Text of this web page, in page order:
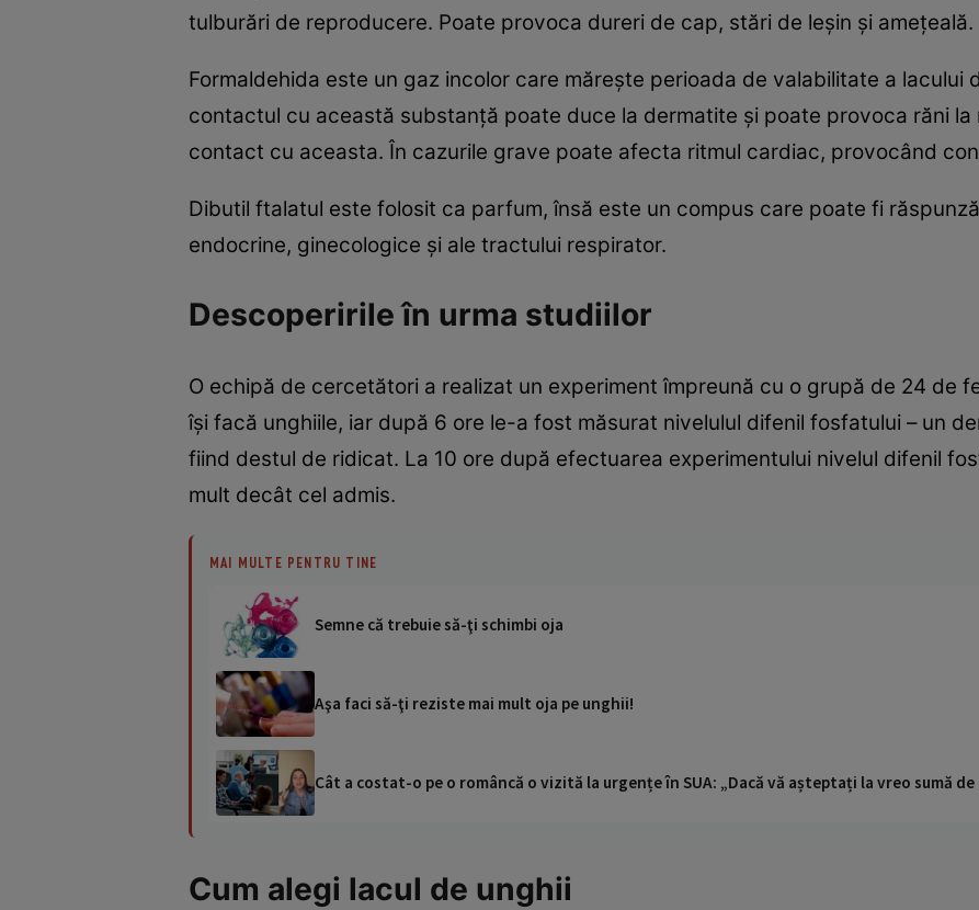
tulburări de reproducere. Poate provoca dureri de cap, stări de leşin şi ameţeală.
Formaldehida este un gaz incolor care măreşte perioada de valabilitate a lacului
contactul cu această substanţă poate duce la dermatite şi poate provoca răni la
contact cu aceasta. În cazurile grave poate afecta ritmul cardiac, provocând
Dibutil ftalatul este folosit ca parfum, însă este un compus care poate fi
endocrine, ginecologice şi ale tractului respirator.
Descoperirile în urma studiilor
O echipă de cercetători a realizat un experiment împreună cu o grupă de 24 de
îşi facă unghiile, iar după 6 ore le-a fost măsurat nivelulul difenil fosfatului – un
fiind destul de ridicat. La 10 ore după efectuarea experimentului nivelul difenil
mult decât cel admis.
MAI MULTE PENTRU TINE
Semne că trebuie să-ţi schimbi oja
Aşa faci să-ţi reziste mai mult oja pe unghii!
Cât a costat-o pe o româncă o vizită la urgențe în SUA: „Dacă vă așteptați la vreo sumă de
Cum alegi lacul de unghii